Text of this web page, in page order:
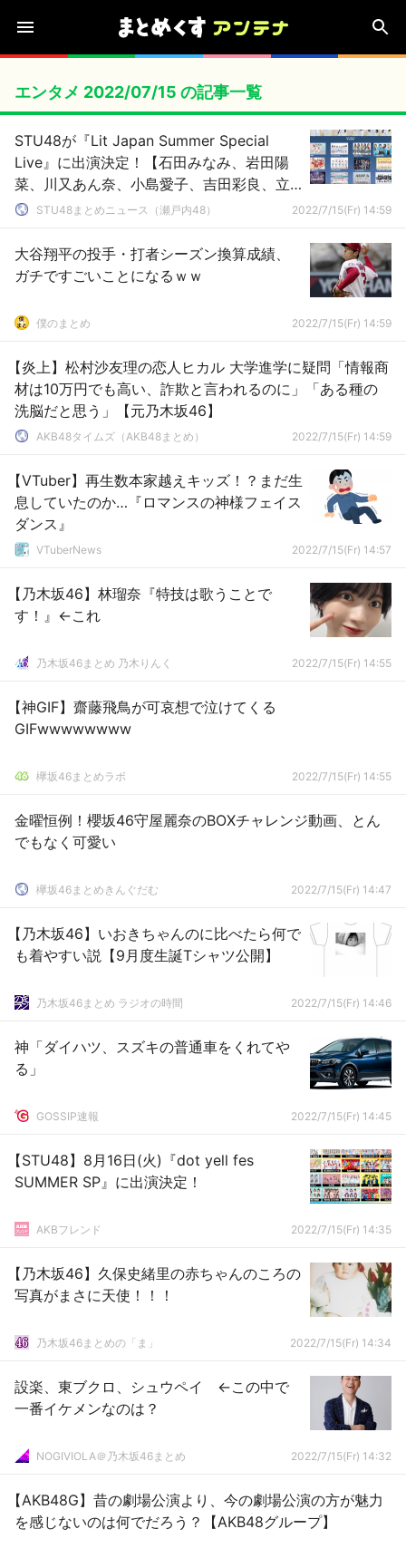
エンタメ 2022/07/15 の記事一覧
STU48が『Lit Japan Summer Special
Live』に出演決定！【石田みなみ、岩田陽
菜、川又あん奈、小島愛子、吉田彩良、立
仙百佳】
STU48まとめニュース（瀬戸内48） 2022/7/15(Fr) 14:59
大谷翔平の投手・打者シーズン換算成績、
ガチですごいことになるｗｗ
僕のまとめ 2022/7/15(Fr) 14:59
【炎上】松村沙友理の恋人ヒカル 大学進学に疑問「情報商
材は10万円でも高い、詐欺と言われるのに」「ある種の
洗脳だと思う」【元乃木坂46】
AKB48タイムズ（AKB48まとめ） 2022/7/15(Fr) 14:59
【VTuber】再生数本家越えキッズ！？まだ生
息していたのか…『ロマンスの神様フェイス
ダンス』
VTuberNews 2022/7/15(Fr) 14:57
【乃木坂46】林瑠奈『特技は歌うことで
す！』←これ
乃木坂46まとめ 乃木りんく 2022/7/15(Fr) 14:55
【神GIF】齋藤飛鳥が可哀想で泣けてくる
GIFwwwwwwww
欅坂46まとめラボ 2022/7/15(Fr) 14:55
金曜恒例！櫻坂46守屋麗奈のBOXチャレンジ動画、とん
でもなく可愛い
欅坂46まとめきんぐだむ 2022/7/15(Fr) 14:47
【乃木坂46】いおきちゃんのに比べたら何で
も着やすい説【9月度生誕Tシャツ公開】
乃木坂46まとめ ラジオの時間 2022/7/15(Fr) 14:46
神「ダイハツ、スズキの普通車をくれてや
る」
GOSSIP速報 2022/7/15(Fr) 14:45
【STU48】8月16日(火)『dot yell fes
SUMMER SP』に出演決定！
AKBフレンド 2022/7/15(Fr) 14:35
【乃木坂46】久保史緒里の赤ちゃんのころの
写真がまさに天使！！！
乃木坂46まとめの「ま」 2022/7/15(Fr) 14:34
設楽、東ブクロ、シュウペイ ←この中で
一番イケメンなのは？
NOGIVIOLA＠乃木坂46まとめ 2022/7/15(Fr) 14:32
【AKB48G】昔の劇場公演より、今の劇場公演の方が魅力
を感じないのは何でだろう？【AKB48グループ】